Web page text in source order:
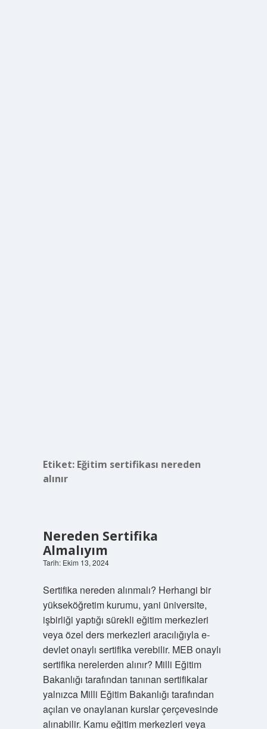
Etiket: Eğitim sertifikası nereden
alınır
Nereden Sertifika
Almalıyım
Tarih: Ekim 13, 2024
Sertifika nereden alınmalı? Herhangi bir
yükseköğretim kurumu, yani üniversite,
işbirliği yaptığı sürekli eğitim merkezleri
veya özel ders merkezleri aracılığıyla e-
devlet onaylı sertifika verebilir. MEB onaylı
sertifika nerelerden alınır? Milli Eğitim
Bakanlığı tarafından tanınan sertifikalar
yalnızca Milli Eğitim Bakanlığı tarafından
açılan ve onaylanan kurslar çerçevesinde
alınabilir. Kamu eğitim merkezleri veya